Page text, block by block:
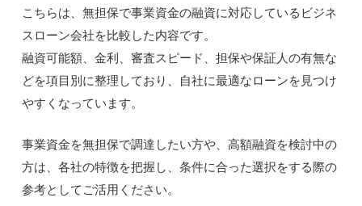
こちらは、無担保で事業資金の融資に対応しているビジネ
スローン会社を比較した内容です。
融資可能額、金利、審査スピード、担保や保証人の有無な
どを項目別に整理しており、自社に最適なローンを見つけ
やすくなっています。
事業資金を無担保で調達したい方や、高額融資を検討中の
方は、各社の特徴を把握し、条件に合った選択をする際の
参考としてご活用ください。